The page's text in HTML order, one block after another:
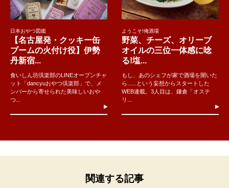
日本おやつ図鑑
【名古屋発・クッキー缶
ブームの火付け役】伊勢
丹新宿...
食いしん坊倶楽部のLINEオープンチャ
ット「dancyuおやつ倶楽部」で、メ
ンバーから寄せられた美味しいおや
つ...
ようこそ!俺酒場
野菜、チーズ、オリーブ
オイルの三位一体感に唸
る!塩...
もし、あのシェフが家で酒場を開いた
ら......という妄想からスタートした
WEB連載。3人目は、鎌倉「オステ
リ...
関連する記事